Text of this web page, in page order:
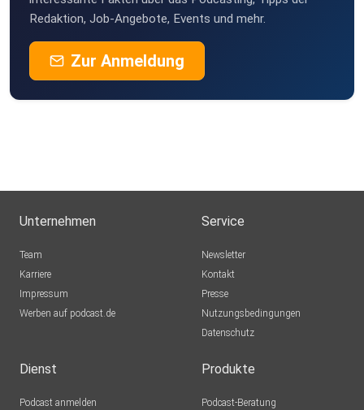
Redaktion, Job-Angebote, Events und mehr.
Zur Anmeldung
Unternehmen
Team
Karriere
Impressum
Werben auf podcast.de
Service
Newsletter
Kontakt
Presse
Nutzungsbedingungen
Datenschutz
Dienst
Podcast anmelden
Produkte
Podcast-Beratung